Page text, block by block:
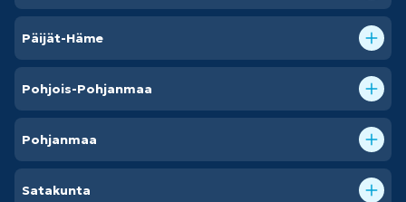
Päijät-Häme
Pohjois-Pohjanmaa
Pohjanmaa
Satakunta